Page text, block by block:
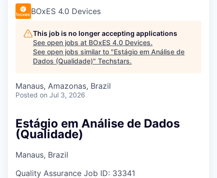
BOxES 4.0 Devices
This job is no longer accepting applications
See open jobs at BOxES 4.0 Devices.
See open jobs similar to "Estágio em Análise de
Dados (Qualidade)" Techstars.
Manaus, Amazonas, Brazil
Posted on Jul 3, 2026
Estágio em Análise de Dados
(Qualidade)
Manaus, Brazil
Quality Assurance Job ID: 33341